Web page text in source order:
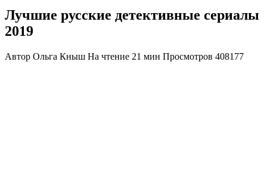
Лучшие русские детективные сериалы
2019
Автор Ольга Кныш На чтение 21 мин Просмотров 408177